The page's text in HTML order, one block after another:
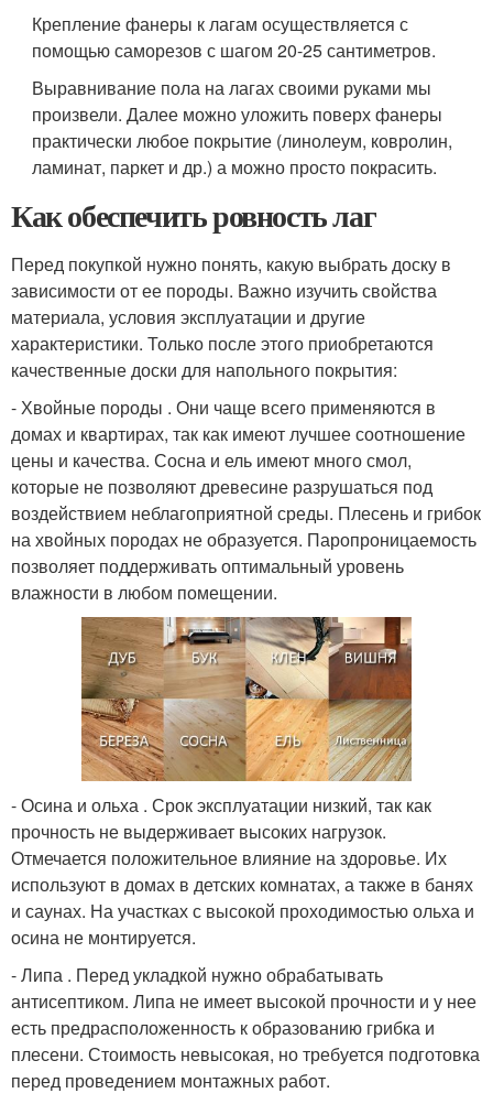
Крепление фанеры к лагам осуществляется с
помощью саморезов с шагом 20-25 сантиметров.
Выравнивание пола на лагах своими руками мы
произвели. Далее можно уложить поверх фанеры
практически любое покрытие (линолеум, ковролин,
ламинат, паркет и др.) а можно просто покрасить.
Как обеспечить ровность лаг
Перед покупкой нужно понять, какую выбрать доску в
зависимости от ее породы. Важно изучить свойства
материала, условия эксплуатации и другие
характеристики. Только после этого приобретаются
качественные доски для напольного покрытия:
- Хвойные породы . Они чаще всего применяются в
домах и квартирах, так как имеют лучшее соотношение
цены и качества. Сосна и ель имеют много смол,
которые не позволяют древесине разрушаться под
воздействием неблагоприятной среды. Плесень и грибок
на хвойных породах не образуется. Паропроницаемость
позволяет поддерживать оптимальный уровень
влажности в любом помещении.
- Осина и ольха . Срок эксплуатации низкий, так как
прочность не выдерживает высоких нагрузок.
Отмечается положительное влияние на здоровье. Их
используют в домах в детских комнатах, а также в банях
и саунах. На участках с высокой проходимостью ольха и
осина не монтируется.
- Липа . Перед укладкой нужно обрабатывать
антисептиком. Липа не имеет высокой прочности и у нее
есть предрасположенность к образованию грибка и
плесени. Стоимость невысокая, но требуется подготовка
перед проведением монтажных работ.